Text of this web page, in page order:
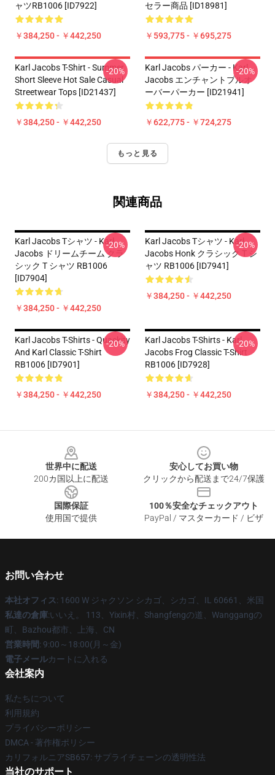
ャツRB1006 [ID7922]
￥384,250 - ￥442,250
セラー商品 [ID18981]
￥593,775 - ￥695,275
Karl Jacobs T-Shirt - Summer
Short Sleeve Hot Sale Casual
Streetwear Tops [ID21437]
￥384,250 - ￥442,250
-20%
Karl Jacobs パーカー - Karl
Jacobs エンチャントプルオ
ーバーパーカー [ID21941]
￥622,775 - ￥724,275
-20%
もっと見る
関連商品
Karl Jacobs Tシャツ - Karl
Jacobs ドリームチーム クラ
シック T シャツ RB1006
[ID7904]
￥384,250 - ￥442,250
-20%
Karl Jacobs Tシャツ - Karl
Jacobs Honk クラシック T シ
ャツ RB1006 [ID7941]
￥384,250 - ￥442,250
-20%
Karl Jacobs T-Shirts - Quackity
And Karl Classic T-Shirt
RB1006 [ID7901]
￥384,250 - ￥442,250
-20%
Karl Jacobs T-Shirts - Karl
Jacobs Frog Classic T-Shirt
RB1006 [ID7928]
￥384,250 - ￥442,250
-20%
世界中に配送
200カ国以上に配送
安心してお買い物
クリックから配送まで24/7保護
国際保証
使用国で提供
100％安全なチェックアウト
PayPal / マスターカード / ビザ
お問い合わせ
本社オフィス: 1600 W ジャクソン シカゴ、シカゴ、IL 60661、米国
私達の倉庫:いいえ。 113、Yixin村、Shangfengの道、Wanggangの
町、Bazhou都市、上海、CN
営業時間: 9:00～18:00(月～金)
電子メールカートに入れる
会社案内
私たちについて
利用規約
プライバシーポリシー
DMCA - 著作権ポリシー
カリフォルニアSB657: サプライチェーンの透明性法
当社のサポート